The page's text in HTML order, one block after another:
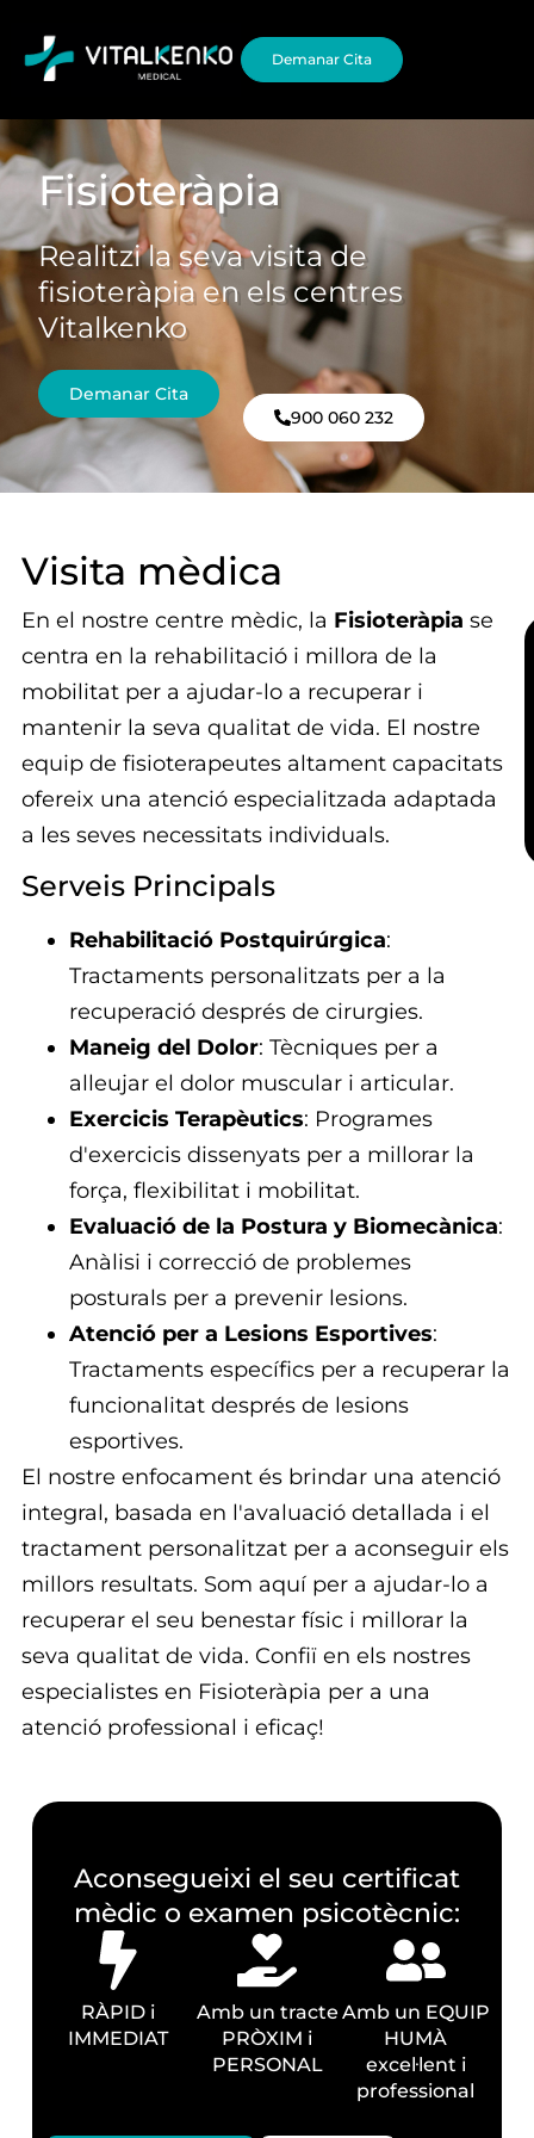
Demanar Cita
Fisioteràpia
Realitzi la seva visita de
fisioteràpia en els centres
Vitalkenko
Demanar Cita
900 060 232
Visita mèdica
En el nostre centre mèdic, la Fisioteràpia se
centra en la rehabilitació i millora de la
mobilitat per a ajudar-lo a recuperar i
mantenir la seva qualitat de vida. El nostre
equip de fisioterapeutes altament capacitats
ofereix una atenció especialitzada adaptada
a les seves necessitats individuals.
Serveis Principals
Rehabilitació Postquirúrgica:
Tractaments personalitzats per a la
recuperació després de cirurgies.
Maneig del Dolor: Tècniques per a
alleujar el dolor muscular i articular.
Exercicis Terapèutics: Programes
d'exercicis dissenyats per a millorar la
força, flexibilitat i mobilitat.
Evaluació de la Postura y Biomecànica:
Anàlisi i correcció de problemes
posturals per a prevenir lesions.
Atenció per a Lesions Esportives:
Tractaments específics per a recuperar la
funcionalitat després de lesions
esportives.
El nostre enfocament és brindar una atenció
integral, basada en l'avaluació detallada i el
tractament personalitzat per a aconseguir els
millors resultats. Som aquí per a ajudar-lo a
recuperar el seu benestar físic i millorar la
seva qualitat de vida. Confiï en els nostres
especialistes en Fisioteràpia per a una
atenció professional i eficaç!
Aconsegueixi el seu certificat
mèdic o examen psicotècnic:
RÀPID i
IMMEDIAT
Amb un tracte
PRÒXIM i
PERSONAL
Amb un EQUIP
HUMÀ
excel·lent i
professional